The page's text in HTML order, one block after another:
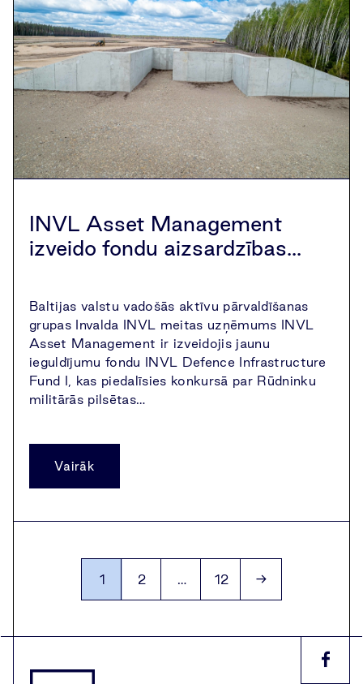
INVL Asset Management
izveido fondu aizsardzības...
Baltijas valstu vadošās aktīvu pārvaldīšanas
grupas Invalda INVL meitas uzņēmums INVL
Asset Management ir izveidojis jaunu
ieguldījumu fondu INVL Defence Infrastructure
Fund I, kas piedalīsies konkursā par Rūdninku
militārās pilsētas…
Vairāk
Archyvo
puslapiai
1 2 … 12 →